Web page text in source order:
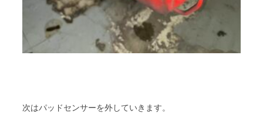
次はパッドセンサーを外していきます。